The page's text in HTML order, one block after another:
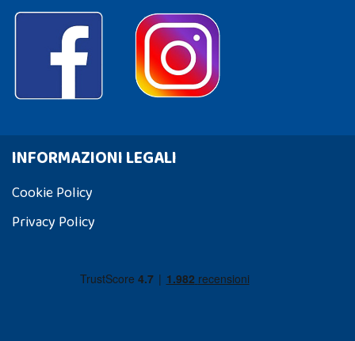
INFORMAZIONI LEGALI
Cookie Policy
Privacy Policy